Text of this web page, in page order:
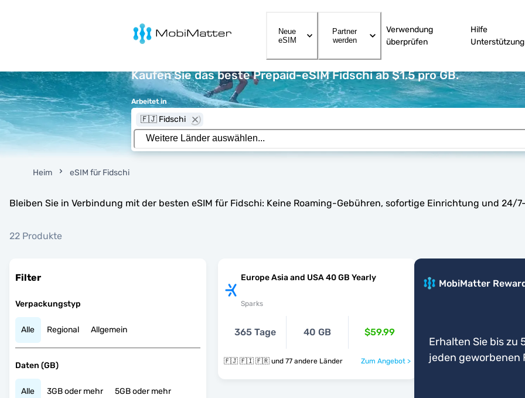
MobiMatter
Neue
eSIM
Partner
werden
Verwendung
überprüfen
Hilfe
Unterstützung
Kaufen Sie das beste Prepaid-eSIM Fidschi ab $1.5 pro GB.
Arbeitet in
🇫🇯 Fidschi
Heim eSIM für Fidschi
Bleiben Sie in Verbindung mit der besten eSIM für Fidschi: Keine Roaming-Gebühren, sofortige Einrichtung und 24/
22 Produkte
Filter
Verpackungstyp
Alle Regional Allgemein
Daten (GB)
Alle 3GB oder mehr 5GB oder mehr
Europe Asia and USA 40 GB Yearly
Sparks
365 Tage 40 GB $59.99
🇫🇯 🇫🇮 🇫🇷 und 77 andere Länder Zum Angebot >
MobiMatter
Erhalten Sie bis zu
jeden geworbenen